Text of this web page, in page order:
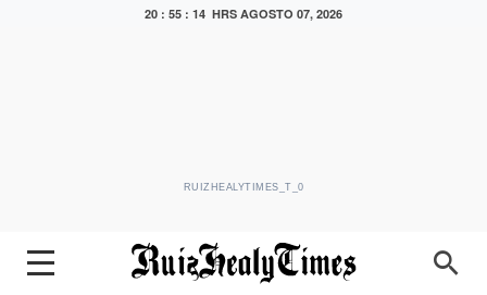
20 : 55 : 14 HRS AGOSTO 07, 2026
RUIZHEALYTIMES_T_0